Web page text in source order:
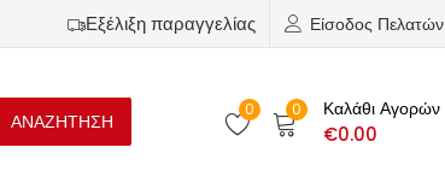
Εξέλιξη παραγγελίας Είσοδος Πελατών
ΑΝΑΖΗΤΗΣΗ
0 0 Καλάθι Αγορών
€0.00